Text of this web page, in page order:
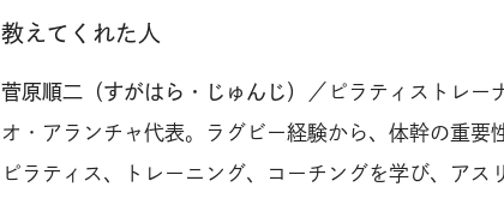
教えてくれた人
菅原順二（すがはら・じゅんじ）
／ピラティストレー
オ・アランチャ代表。ラグビー経験から、体幹の重要
ピラティス、トレーニング、コーチングを学び、アス